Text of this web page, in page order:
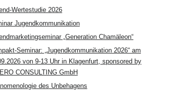
Wertestudie 2026
Jugendkommunikation
„Generation Chamäleon“
Seminar: „Jugendkommunikation 2026“ am
von 9-13 Uhr in Klagenfurt, sponsored by
CONSULTING GmbH
des Unbehagens